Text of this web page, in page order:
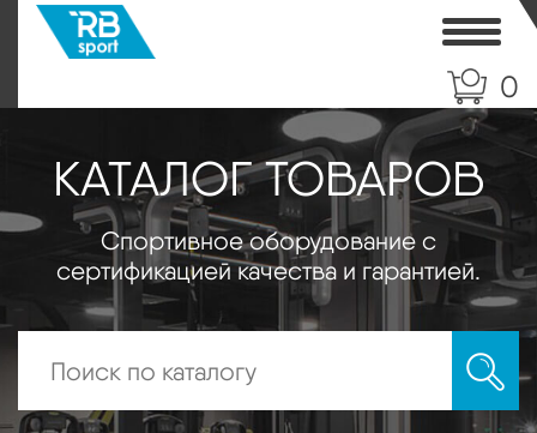
0
КАТАЛОГ ТОВАРОВ
Спортивное оборудование с
сертификацией качества и гарантией.